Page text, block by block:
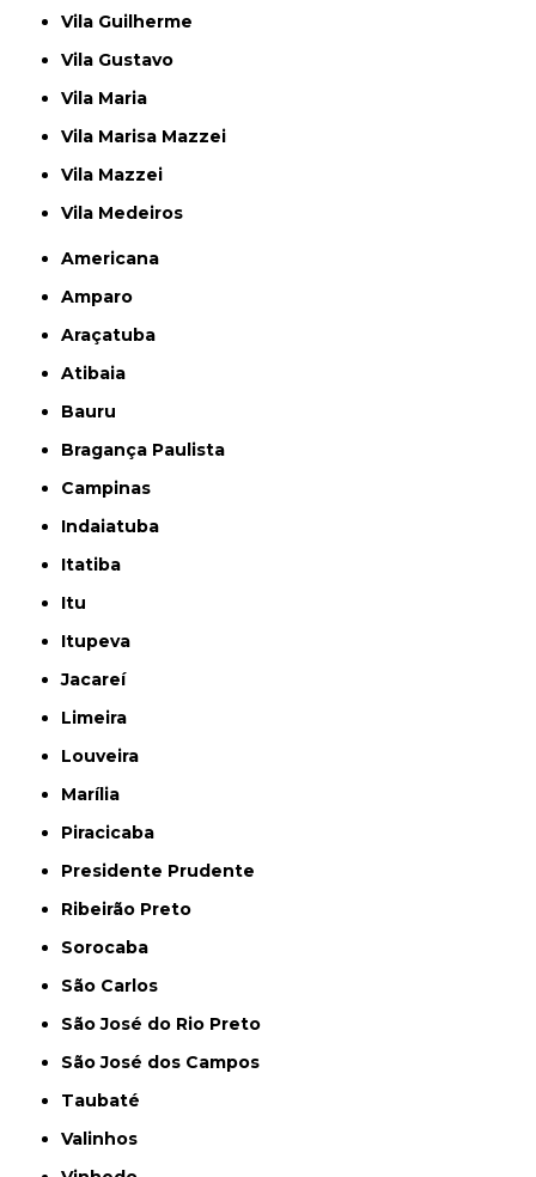
Vila Guilherme
Vila Gustavo
Vila Maria
Vila Marisa Mazzei
Vila Mazzei
Vila Medeiros
Americana
Amparo
Araçatuba
Atibaia
Bauru
Bragança Paulista
Campinas
Indaiatuba
Itatiba
Itu
Itupeva
Jacareí
Limeira
Louveira
Marília
Piracicaba
Presidente Prudente
Ribeirão Preto
Sorocaba
São Carlos
São José do Rio Preto
São José dos Campos
Taubaté
Valinhos